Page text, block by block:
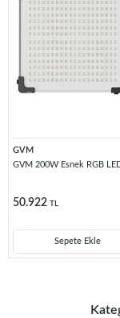
GVM
GVM 200W Esnek RGB
50.922 TL
Sepete Ekle